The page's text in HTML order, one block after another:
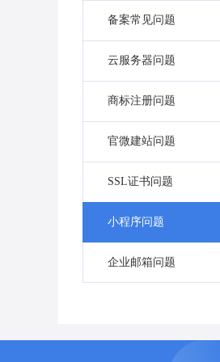
备案常见问题
云服务器问题
商标注册问题
官微建站问题
SSL证书问题
小程序问题
企业邮箱问题